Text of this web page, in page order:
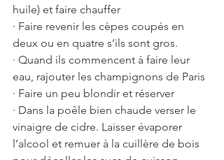
huile) et faire chauffer
· Faire revenir les cèpes coupés en
deux ou en quatre s’ils sont gros.
· Quand ils commencent à faire leur
eau, rajouter les champignons de Paris
· Faire un peu blondir et réserver
· Dans la poêle bien chaude verser le
vinaigre de cidre. Laisser évaporer
l’alcool et remuer à la cuillère de bois